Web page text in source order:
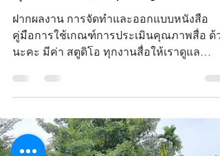
MekhaStudio
18 ต.ค. 2565
ยาว 1 นาที
คู่มือการใช้เกณฑ์การประเมิน
คุณภาพสื่อ Quality Rating